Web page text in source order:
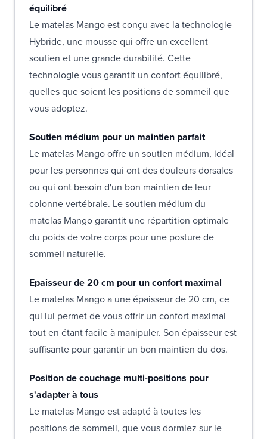
équilibré
Le matelas Mango est conçu avec la technologie
Hybride, une mousse qui offre un excellent
soutien et une grande durabilité. Cette
technologie vous garantit un confort équilibré,
quelles que soient les positions de sommeil que
vous adoptez.
Soutien médium pour un maintien parfait
Le matelas Mango offre un soutien médium, idéal
pour les personnes qui ont des douleurs dorsales
ou qui ont besoin d'un bon maintien de leur
colonne vertébrale. Le soutien médium du
matelas Mango garantit une répartition optimale
du poids de votre corps pour une posture de
sommeil naturelle.
Epaisseur de 20 cm pour un confort maximal
Le matelas Mango a une épaisseur de 20 cm, ce
qui lui permet de vous offrir un confort maximal
tout en étant facile à manipuler. Son épaisseur est
suffisante pour garantir un bon maintien du dos.
Position de couchage multi-positions pour
s'adapter à tous
Le matelas Mango est adapté à toutes les
positions de sommeil, que vous dormiez sur le